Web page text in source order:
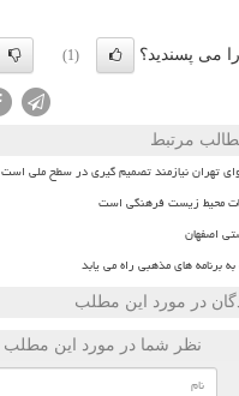
می پسندید؟ (1)
مرتبط
تهران نیازمند تصمیم گیری در سطح ملی است
محیط زیست فرهنگی است
اصفهان
های مذهبی راه می یابد
در مورد این مطلب
نظر شما در مورد این مطلب